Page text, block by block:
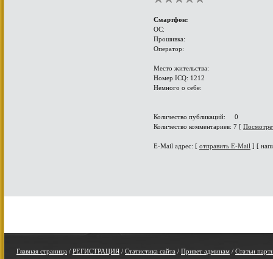
Смартфон:
ОС:
Прошивка:
Оператор:
Место жительства:
Номер ICQ: 1212
Немного о себе:
Количество публикаций: 0
Количество комментариев: 7 [
E-Mail адрес: [ отправить E-Mail ] [
Главная страница / РЕГИСТРАЦИЯ / Статистика сайта / Привет админам / Статьи